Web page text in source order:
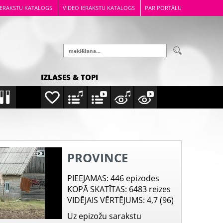
KATALOGS VIDEO IERAKSTU KATALOGS PAR PORTĀLU
IZLASES & TOPI
PROVINCE
PIEEJAMAS: 446 epizodes
KOPĀ SKATĪTAS: 6483 reizes
VIDĒJAIS VĒRTĒJUMS: 4,7 (96)
Uz epizožu sarakstu